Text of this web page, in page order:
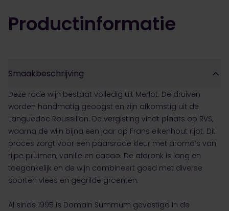
Productinformatie
Smaakbeschrijving
Deze rode wijn bestaat volledig uit Merlot. De druiven
worden handmatig geoogst en zijn afkomstig uit de
Languedoc Roussillon. De vergisting vindt plaats op RVS,
waarna de wijn bijna een jaar op Frans eikenhout rijpt. Dit
proces zorgt voor een paarsrode kleur met aroma’s van
rijpe pruimen, vanille en cacao. De afdronk is lang en
toegankelijk en de wijn combineert goed met diverse
soorten vlees en gegrilde groenten.
Al sinds 1995 is Domain Summum gevestigd in de